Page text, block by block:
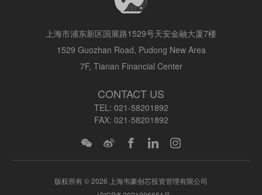
上海市浦东新区国展路1529号天安金融大厦7楼
1529 Guozhan Road, Pudong New Area
7F, Tianan Financial Center
CONTACT US
TEL: 021-58201892
FAX: 021-58201892
版权所有 © 2026 上海韦豪创芯投资管理有限公司